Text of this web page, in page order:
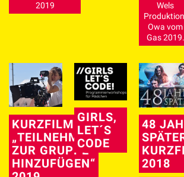
2019
Wels
Owa vom
Gas 2019.
KURZFILM
„TEILNEHMER
ZUR GRUPPE
HINZUFÜGEN“
GIRLS,
LET´S
CODE
48
2018